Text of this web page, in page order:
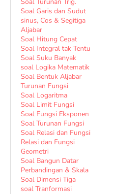
Soal Garis dan Sudut
sinus, Cos & Segitiga
Aljabar
Soal Hitung Cepat
Soal Integral tak Tentu
Soal Suku Banyak
soal Logika Matematik
Soal Bentuk Aljabar
Turunan Fungsi
Soal Logaritma
Soal Limit Fungsi
Soal Fungsi Eksponen
Soal Turunan Fungsi
Soal Relasi dan Fungsi
Relasi dan Fungsi
Geometri
Soal Bangun Datar
Perbandingan & Skala
Soal Dimensi Tiga
soal Tranformasi